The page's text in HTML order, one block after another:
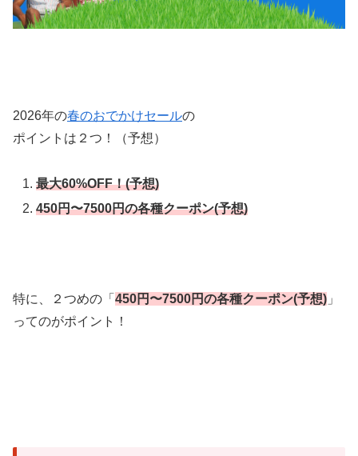
2026年の春のおでかけセールの
ポイントは２つ！（予想）
最大60%OFF！(予想)
450円〜7500円の各種クーポン(予想)
特に、２つめの「 450円〜7500円の各種クーポン(予想) 」
ってのがポイント！